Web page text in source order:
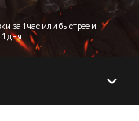
за 1 час или быстрее и
1 дня